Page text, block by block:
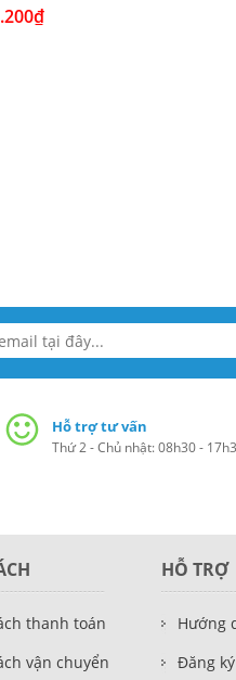
Hỗ trợ tư vấn
Thứ 2 - Chủ nhật: 08h30 -
thanh toán
vận chuyển
HỖ TRỢ
Hướng
Đăng